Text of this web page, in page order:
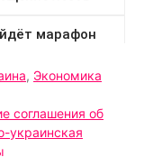
, Экономика
соглашения об
украинская